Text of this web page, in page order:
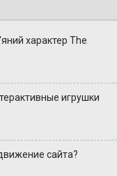
характер The
игрушки
сайта?